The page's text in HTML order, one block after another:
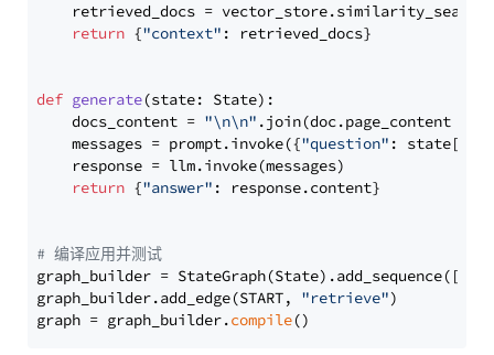
retrieved_docs =
return {"context" : retrieved_docs}
def generate(state: State):
    docs_content =
"\n\n" .join(doc.page_content
    messages = prompt.invoke({
"question" : state[
    response = llm.invoke(messages)
return {"answer" : response.content}
# 编译应用并测试
graph_builder =
graph_builder.add_edge(START, "retrieve")
graph = graph_builder.compile